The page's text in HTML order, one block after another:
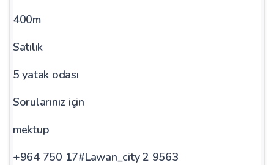
400m
Satılık
5 yatak odası
Sorularınız için
mektup
+964 750 17#Lawan_city 2 9563